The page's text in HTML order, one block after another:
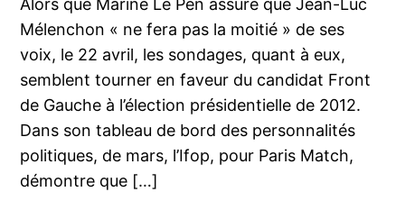
Alors que Marine Le Pen assure que Jean-Luc
Mélenchon « ne fera pas la moitié » de ses
voix, le 22 avril, les sondages, quant à eux,
semblent tourner en faveur du candidat Front
de Gauche à l’élection présidentielle de 2012.
Dans son tableau de bord des personnalités
politiques, de mars, l’Ifop, pour Paris Match,
démontre que […]